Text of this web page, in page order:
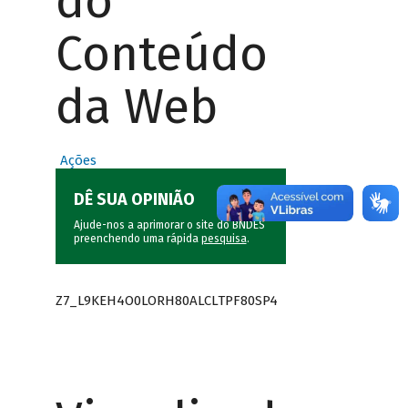
Conteúdo
da Web
Ações
DÊ SUA OPINIÃO
Ajude-nos a aprimorar o site do BNDES
preenchendo uma rápida pesquisa.
Z7_L9KEH4O0LORH80ALCLTPF80SP4